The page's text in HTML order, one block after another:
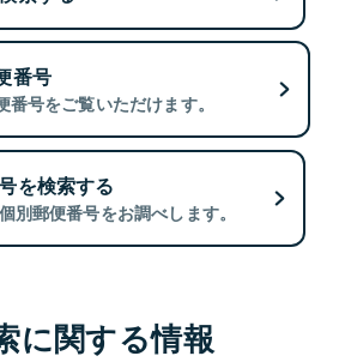
番号
号をご覧いただけます。
を検索する
別郵便番号をお調べします。
に関する情報